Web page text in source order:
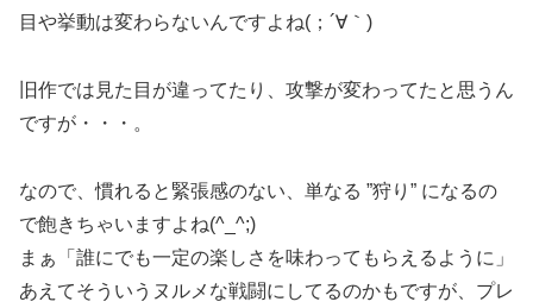
目や挙動は変わらないんですよね(；´∀｀)
旧作では見た目が違ってたり、攻撃が変わってたと思うん
ですが・・・。
なので、慣れると緊張感のない、単なる ”狩り” になるの
で飽きちゃいますよね(^_^;)
まぁ「誰にでも一定の楽しさを味わってもらえるように」
あえてそういうヌルメな戦闘にしてるのかもですが、プレ